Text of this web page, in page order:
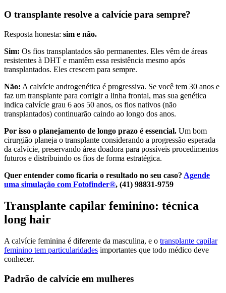
O transplante resolve a calvície para sempre?
Resposta honesta: sim e não.
Sim: Os fios transplantados são permanentes. Eles vêm de áreas
resistentes à DHT e mantêm essa resistência mesmo após
transplantados. Eles crescem para sempre.
Não: A calvície androgenética é progressiva. Se você tem 30 anos e
faz um transplante para corrigir a linha frontal, mas sua genética
indica calvície grau 6 aos 50 anos, os fios nativos (não
transplantados) continuarão caindo ao longo dos anos.
Por isso o planejamento de longo prazo é essencial. Um bom
cirurgião planeja o transplante considerando a progressão esperada
da calvície, preservando área doadora para possíveis procedimentos
futuros e distribuindo os fios de forma estratégica.
Quer entender como ficaria o resultado no seu caso? Agende
uma simulação com Fotofinder®, (41) 98831-9759
Transplante capilar feminino: técnica
long hair
A calvície feminina é diferente da masculina, e o transplante capilar
feminino tem particularidades importantes que todo médico deve
conhecer.
Padrão de calvície em mulheres